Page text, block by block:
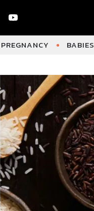
PREGNANCY BABIES